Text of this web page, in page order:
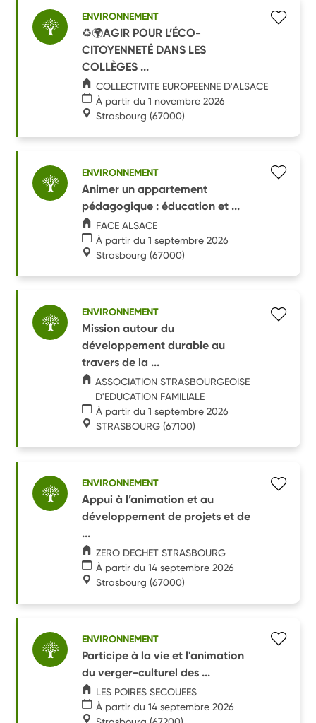
ENVIRONNEMENT
♻️🌍AGIR POUR L’ÉCO-
CITOYENNETÉ DANS LES
COLLÈGES ...
COLLECTIVITE EUROPEENNE D'ALSACE
À partir du 1 novembre 2026
Strasbourg (67000)
ENVIRONNEMENT
Animer un appartement
pédagogique : éducation et ...
FACE ALSACE
À partir du 1 septembre 2026
Strasbourg (67000)
ENVIRONNEMENT
Mission autour du
développement durable au
travers de la ...
ASSOCIATION STRASBOURGEOISE
D'EDUCATION FAMILIALE
À partir du 1 septembre 2026
STRASBOURG (67100)
ENVIRONNEMENT
Appui à l’animation et au
développement de projets et de
...
ZERO DECHET STRASBOURG
À partir du 14 septembre 2026
Strasbourg (67000)
ENVIRONNEMENT
Participe à la vie et l'animation
du verger-culturel des ...
LES POIRES SECOUEES
À partir du 14 septembre 2026